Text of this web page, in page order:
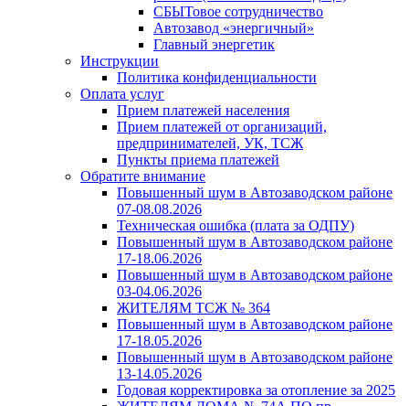
СБЫТовое сотрудничество
Автозавод «энергичный»
Главный энергетик
Инструкции
Политика конфиденциальности
Оплата услуг
Прием платежей населения
Прием платежей от организаций,
предпринимателей, УК, ТСЖ
Пункты приема платежей
Обратите внимание
Повышенный шум в Автозаводском районе
07-08.08.2026
Техническая ошибка (плата за ОДПУ)
Повышенный шум в Автозаводском районе
17-18.06.2026
Повышенный шум в Автозаводском районе
03-04.06.2026
ЖИТЕЛЯМ ТСЖ № 364
Повышенный шум в Автозаводском районе
17-18.05.2026
Повышенный шум в Автозаводском районе
13-14.05.2026
Годовая корректировка за отопление за 2025